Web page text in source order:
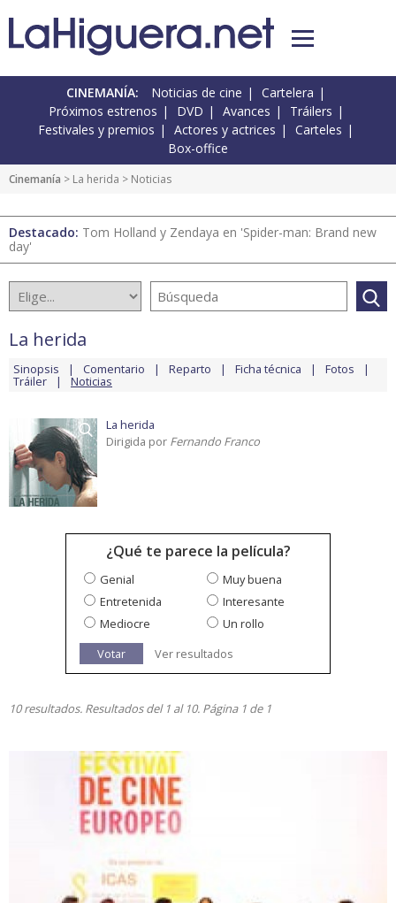
CINEMANÍA: Noticias de cine
Cartelera
Próximos estrenos
DVD Avances
Tráilers
Festivales y premios
Actores y actrices
Carteles
Box-office
Cinemanía > La herida > Noticias
Destacado: Tom Holland y Zendaya en 'Spider-man: Brand new
day'
La herida
Sinopsis Comentario Reparto Ficha técnica Fotos
Tráiler Noticias
La herida
Dirigida por Fernando Franco
¿Qué te parece la película?
Genial
Muy buena
Entretenida
Interesante
Mediocre
Un rollo
Votar
Ver resultados
10 resultados. Resultados del 1 al 10. Página 1 de 1